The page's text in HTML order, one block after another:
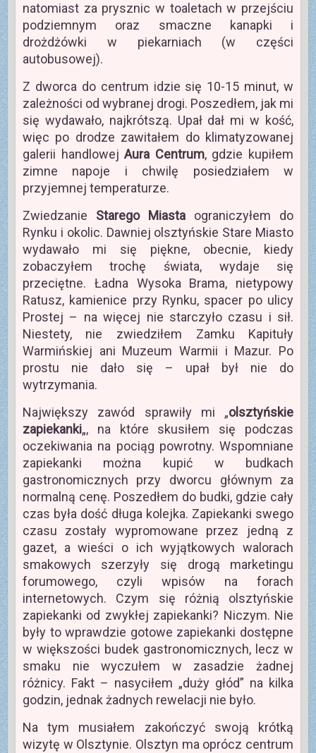
natomiast za prysznic w toaletach w przejściu
podziemnym oraz smaczne kanapki i
drożdżówki w piekarniach (w części
autobusowej).
Z dworca do centrum idzie się 10-15 minut, w
zależności od wybranej drogi. Poszedłem, jak mi
się wydawało, najkrótszą. Upał dał mi w kość,
więc po drodze zawitałem do klimatyzowanej
galerii handlowejAura Centrum, gdzie kupiłem
zimne napoje i chwilę posiedziałem w
przyjemnej temperaturze.
Zwiedzanie Starego Miasta ograniczyłem do
Rynku i okolic. Dawniej olsztyńskie Stare Miasto
wydawało mi się piękne, obecnie, kiedy
zobaczyłem trochę świata, wydaje się
przeciętne. Ładna Wysoka Brama, nietypowy
Ratusz, kamienice przy Rynku, spacer po ulicy
Prostej – na więcej nie starczyło czasu i sił.
Niestety, nie zwiedziłem Zamku Kapituły
Warmińskiej ani Muzeum Warmii i Mazur. Po
prostu nie dało się – upał był nie do
wytrzymania.
Największy zawód sprawiły mi „olsztyńskie
zapiekanki„, na które skusiłem się podczas
oczekiwania na pociąg powrotny. Wspomniane
zapiekanki można kupić w budkach
gastronomicznych przy dworcu głównym za
normalną cenę. Poszedłem do budki, gdzie cały
czas była dość długa kolejka. Zapiekanki swego
czasu zostały wypromowane przez jedną z
gazet, a wieści o ich wyjątkowych walorach
smakowych szerzyły się drogą marketingu
forumowego, czyli wpisów na forach
internetowych. Czym się różnią olsztyńskie
zapiekanki od zwykłej zapiekanki? Niczym. Nie
były to wprawdzie gotowe zapiekanki dostępne
w większości budek gastronomicznych, lecz w
smaku nie wyczułem w zasadzie żadnej
różnicy. Fakt – nasyciłem „duży głód” na kilka
godzin, jednak żadnych rewelacji nie było.
Na tym musiałem zakończyć swoją krótką
wizytę w Olsztynie. Olsztyn ma oprócz centrum